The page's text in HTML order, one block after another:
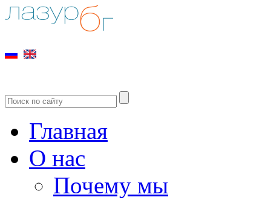
Главная
О нас
Почему мы